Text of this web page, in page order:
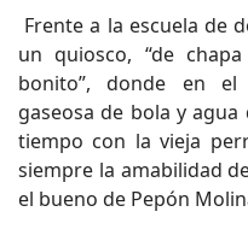
Frente a la escuela de
un quiosco, “de
bonito”, donde en
gaseosa de bola y
tiempo con la vieja
siempre la amabilidad
el bueno de Pepón